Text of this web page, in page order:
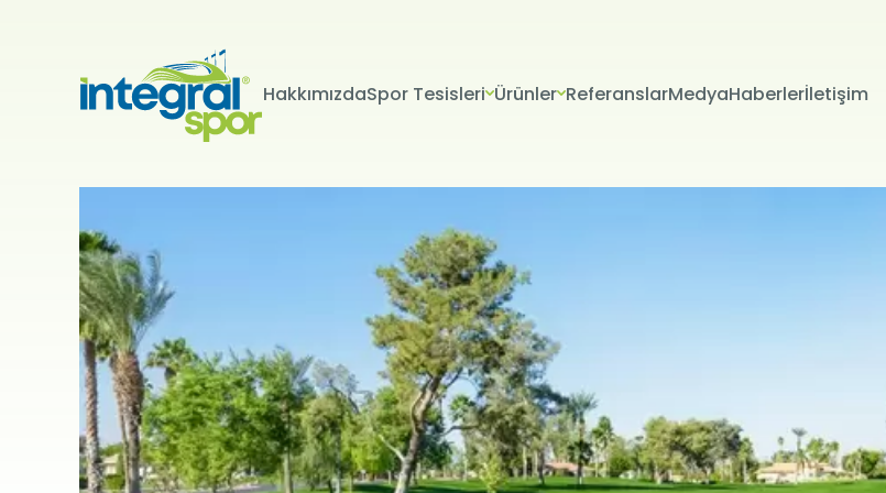
HakkımızdaSpor Tesisleri Ürünler ReferanslarMedyaHaberlerİletişim
adlandırılacaktır.) tarafından işletilen (www.alanadi.com)
Kullanımı Politikası (“Politika”), tüm web sitesi ziyaretçilerimize ve
tür çerezlerin hangi koşullarda kullanıldığını açıklamaktadır.
Çerezler, bilgisayarınız ya da mobil cihazınız üzerinden ziyaret
tarafından cihazınıza veya ağ sunucusuna depolanan küçük metin
Genellikle ziyaret ettiğiniz internet sitesini kullanmanız sırasında
deneyim sunmak, sunulan hizmetleri geliştirmek ve
kullanılır ve bir internet sitesinde gezinirken kullanım kolaylığına
kullanılmasını tercih etmezseniz tarayıcınızın ayarlarından
engelleyebilirsiniz. Ancak bunun internet sitemizi kullanımınızı
hatırlatmak isteriz. Tarayıcınızdan Çerez ayarlarınızı
çerez kullanımını kabul ettiğinizi varsayacağız.
Projeleri Tüm Projeler